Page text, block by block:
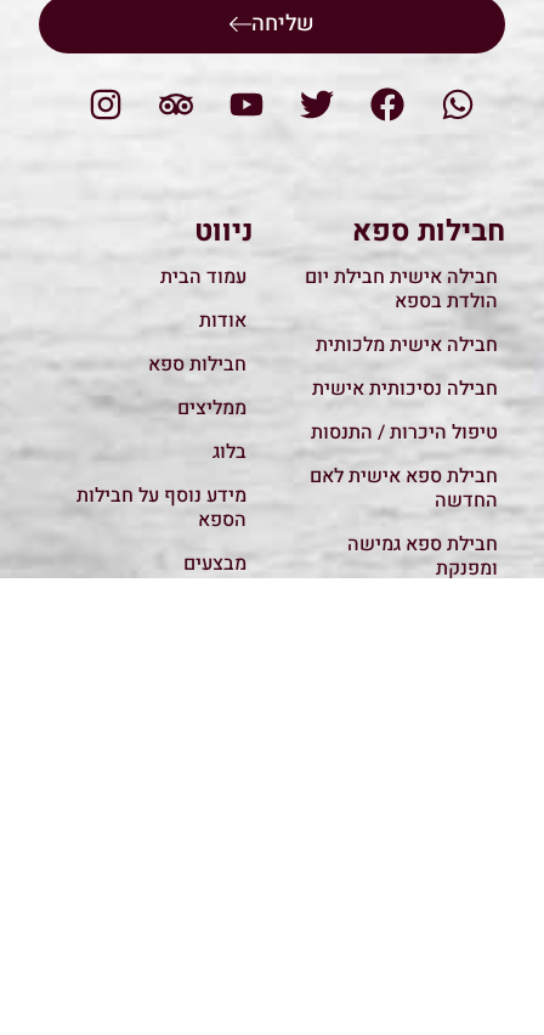
ניווט
עמוד הבית
אודות
חבילות ספא
ממליצים
בלוג
מידע נוסף על חבילות
הספא
מבצעים
חבילות ספא
חבילה אישית חבילת יום
הולדת בספא
חבילה אישית מלכותית
חבילה נסיכותית אישית
טיפול היכרות / התנסות
חבילת ספא אישית לאם
החדשה
חבילת ספא גמישה
ומפנקת
שליחה